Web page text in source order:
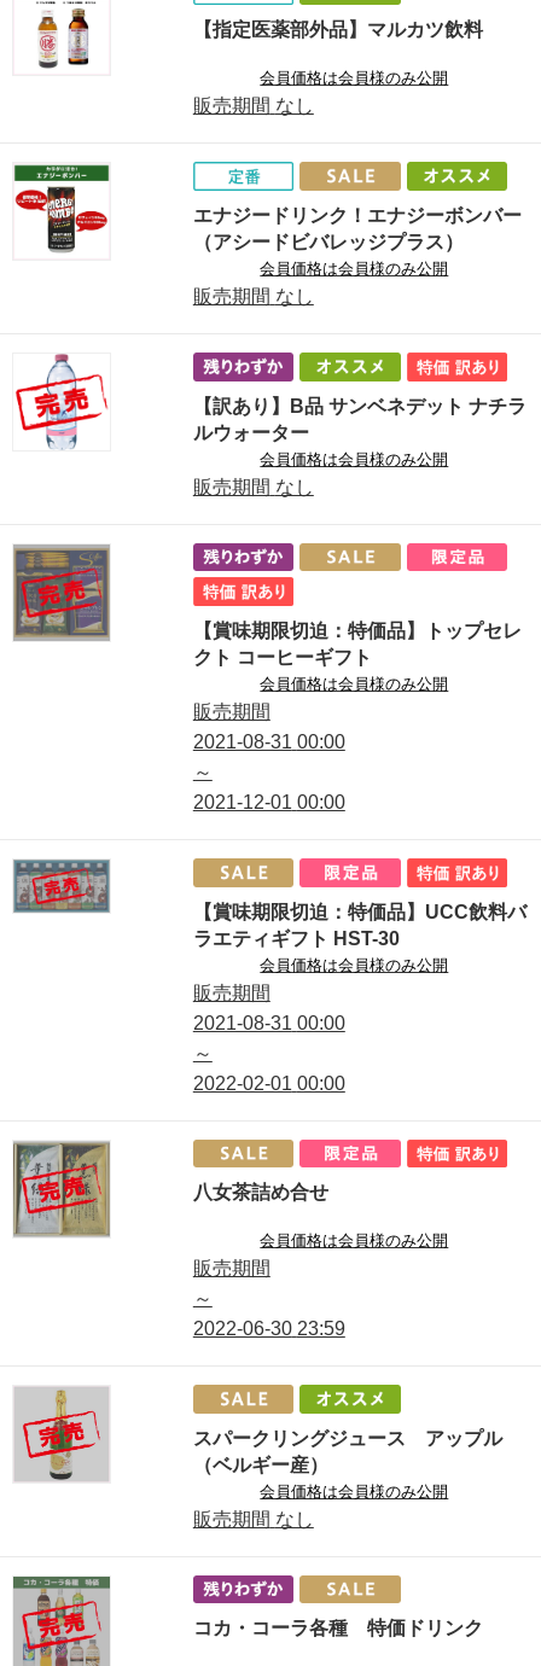
【指定医薬部外品】マルカツ飲料
会員価格は会員様のみ公開
販売期間 なし
エナジードリンク！エナジーボンバー
（アシードビバレッジプラス）
会員価格は会員様のみ公開
販売期間 なし
【訳あり】B品 サンベネデット ナチラ
ルウォーター
会員価格は会員様のみ公開
販売期間 なし
【賞味期限切迫：特価品】トップセレ
クト コーヒーギフト
会員価格は会員様のみ公開
販売期間
2021-08-31 00:00
～
2021-12-01 00:00
【賞味期限切迫：特価品】UCC飲料バ
ラエティギフト HST-30
会員価格は会員様のみ公開
販売期間
2021-08-31 00:00
～
2022-02-01 00:00
八女茶詰め合せ
会員価格は会員様のみ公開
販売期間
～
2022-06-30 23:59
スパークリングジュース アップル
（ベルギー産）
会員価格は会員様のみ公開
販売期間 なし
コカ・コーラ各種 特価ドリンク